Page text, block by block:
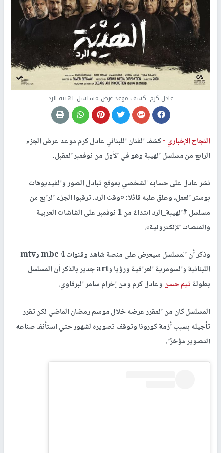
عادل كرم يكشف موعد عرض مسلسل الهيبة الرد
النجاح الإخباري -كشف الفنان اللبناني عادل كرم موعد عرض الجزء
الرابع من مسلسل الهيبة وهو في الأول من نوفمبر المقبل.
نشر عادل على حسابه الشخصي بموقع تبادل الصور والفيديوهات
بوستر العمل، وعلق عليه قائلا: «وقت الرد. ترقبوا الجزء الرابع من
مسلسل #الهيبة_الرد ابتداءً من 1 نوفمبر على الشاشات العربية
والمنصات الإلكترونية».
وذكر أن المسلسل سيعرض على منصة شاهد وقنوات mbc 4 وmtv
اللبنانية والسومرية العراقية ورؤيا وart جدير بالذكر أن المسلسل
بطولةتيم حسنوعادل كرم ومن إخرام سامر البرقاوي.
المسلسل كان من المقرر عرضه خلال موسم رمضان الماضي لكن تقرر
تأجيله بسبب أزمة كورونا وتوقف تصويره لشهور حتي استأنف صناعه
التصوير مؤخرًا.